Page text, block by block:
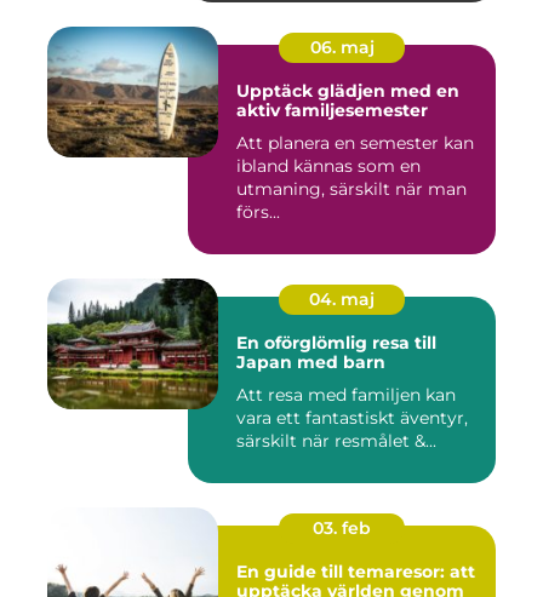
06. maj
Upptäck glädjen med en
aktiv familjesemester
Att planera en semester kan
ibland kännas som en
utmaning, särskilt när man
förs...
04. maj
En oförglömlig resa till
Japan med barn
Att resa med familjen kan
vara ett fantastiskt äventyr,
särskilt när resmålet &...
03. feb
En guide till temaresor: att
upptäcka världen genom